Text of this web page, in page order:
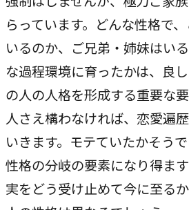
らっています。どんな性格で
いるのか、ご兄弟・姉妹はい
な過程環境に育ったかは、良
の人の人格を形成する重要な
人さえ構わなければ、恋愛遍
いきます。モテていたかそう
性格の分岐の要素になり得ま
実をどう受け止めて今に至る